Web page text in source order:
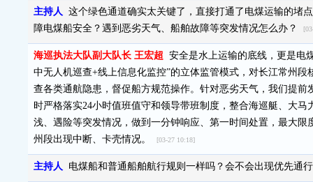
主持人 这个绿色通道确实太关键了，直接打通了电煤运输的堵
障电煤船安全？遇到恶劣天气、船舶故障等突发情况怎么办？
海巡执法大队副大队长 王宏超 安全是水上运输的底线，更是电
中无人机巡查+线上信息化监控”的立体监管模式，对长江常州
查各类通航隐患，督促船方规范操作。针对恶劣天气，我们提
时严格落实24小时值班值守和领导带班制度，整合海巡艇、大
浅、遇险等突发情况，做到一分钟响应、第一时间处置，最大
州段出现中断、卡壳情况。
[03-27 10:18]
主持人 电煤船和普通船舶航行规则一样吗？会不会出现优先通